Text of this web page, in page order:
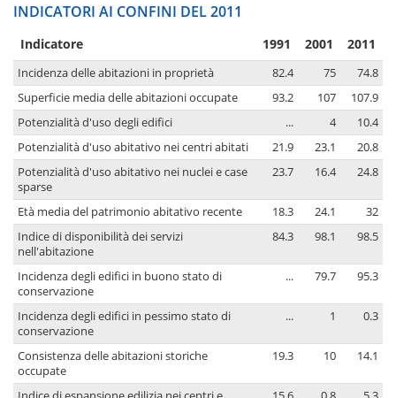
INDICATORI AI CONFINI DEL 2011
Indicatore 1991 2001 2011
Incidenza delle abitazioni in proprietà 82.4 75
74.8
Superficie media delle abitazioni occupate
93.2 107
107.9
Potenzialità d'uso degli edifici
... 4
10.4
Potenzialità d'uso abitativo nei centri abitati
21.9 23.1
20.8
Potenzialità d'uso abitativo nei nuclei e case
sparse
23.7 16.4 24.8
Età media del patrimonio abitativo recente 18.3 24.1
32
Indice di disponibilità dei servizi
nell'abitazione
84.3 98.1 98.5
Incidenza degli edifici in buono stato di
conservazione
... 79.7 95.3
Incidenza degli edifici in pessimo stato di
conservazione
... 1 0.3
Consistenza delle abitazioni storiche
occupate
19.3 10 14.1